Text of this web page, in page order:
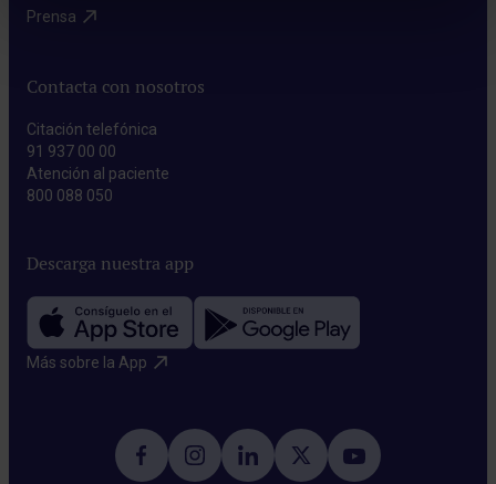
Prensa​
Contacta con nosotros
Citación telefónica
91 937 00 00
Atención al paciente
800 088 050
Descarga nuestra app
Más sobre la App​